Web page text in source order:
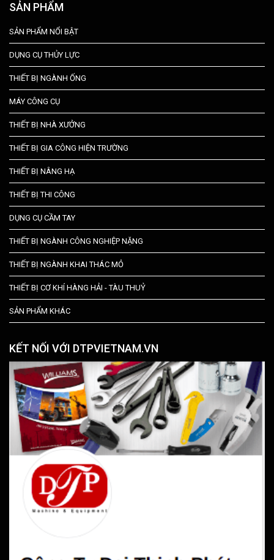
SẢN PHẨM
SẢN PHẨM NỔI BẬT
DỤNG CỤ THỦY LỰC
THIẾT BỊ NGÀNH ỐNG
MÁY CÔNG CỤ
THIẾT BỊ NHÀ XƯỞNG
THIẾT BỊ GIA CÔNG HIỆN TRƯỜNG
THIẾT BỊ NÂNG HẠ
THIẾT BỊ THI CÔNG
DỤNG CỤ CẦM TAY
THIẾT BỊ NGÀNH CÔNG NGHIỆP NẶNG
THIẾT BỊ NGÀNH KHAI THÁC MỎ
THIẾT BỊ CƠ KHÍ HÀNG HẢI - TÀU THUỶ
SẢN PHẨM KHÁC
KẾT NỐI VỚI DTPVIETNAM.VN